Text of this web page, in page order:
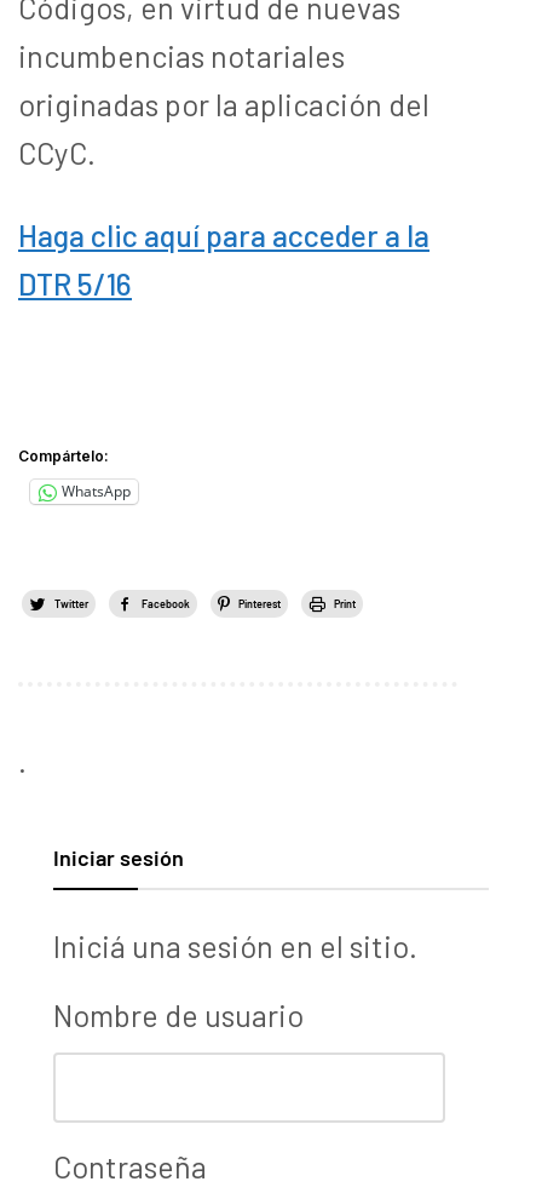
incumbencias notariales
originadas por la aplicación del
CCyC.
Haga clic aquí para acceder a la
DTR 5/16
Compártelo:
WhatsApp
Twitter Facebook Pinterest Print
.
Iniciar sesión
Iniciá una sesión en el sitio.
Nombre de usuario
Contraseña